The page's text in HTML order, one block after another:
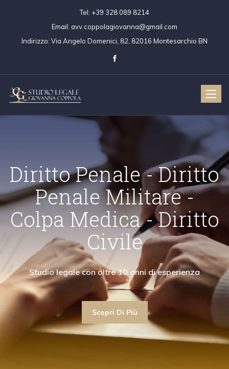
Tel: +39 328 089 8214
Email: avv.coppolagiovanna@gmail.com
Indirizzo: Via Angelo Domenici, 82, 82016 Montesarchio BN
Toggle
Civile
"Collaboro con avvocati civilisti garantendo la
assistenza anche nell'ambito del diritto civile"
Scopri Di Più
Diritto Penale -
Penale Militare
Colpa Medica -
Civile
Studio legale con oltre 10
Diritto Penale
"La mia attività di avvocato ruota attorno ai
contenziosi e alle consulenze in diritto penale"
Scopri Di Più
Colpa MedicaDiritto Penale
Scopri Di Più
"Collaboro con
massima
Scopri Di Più